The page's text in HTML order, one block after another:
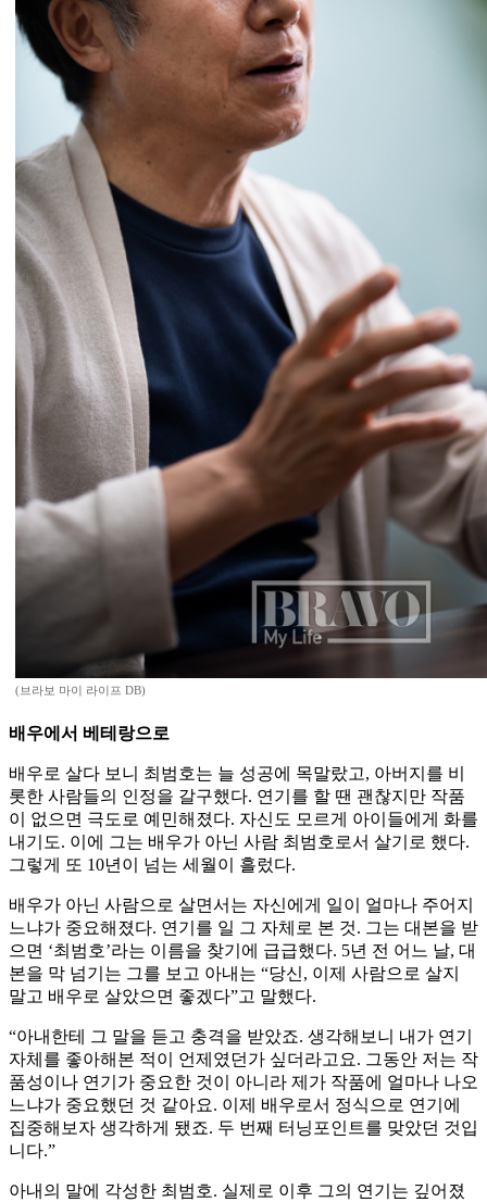
(브라보 마이 라이프 DB)
배우에서 베테랑으로
배우로 살다 보니 최범호는 늘 성공에 목말랐고, 아버지를 비
롯한 사람들의 인정을 갈구했다. 연기를 할 땐 괜찮지만 작품
이 없으면 극도로 예민해졌다. 자신도 모르게 아이들에게 화를
내기도. 이에 그는 배우가 아닌 사람 최범호로서 살기로 했다.
그렇게 또 10년이 넘는 세월이 흘렀다.
배우가 아닌 사람으로 살면서는 자신에게 일이 얼마나 주어지
느냐가 중요해졌다. 연기를 일 그 자체로 본 것. 그는 대본을 받
으면 ‘최범호’라는 이름을 찾기에 급급했다. 5년 전 어느 날, 대
본을 막 넘기는 그를 보고 아내는 “당신, 이제 사람으로 살지
말고 배우로 살았으면 좋겠다”고 말했다.
“아내한테 그 말을 듣고 충격을 받았죠. 생각해보니 내가 연기
자체를 좋아해본 적이 언제였던가 싶더라고요. 그동안 저는 작
품성이나 연기가 중요한 것이 아니라 제가 작품에 얼마나 나오
느냐가 중요했던 것 같아요. 이제 배우로서 정식으로 연기에
집중해보자 생각하게 됐죠. 두 번째 터닝포인트를 맞았던 것입
니다.”
아내의 말에 각성한 최범호. 실제로 이후 그의 연기는 깊어졌